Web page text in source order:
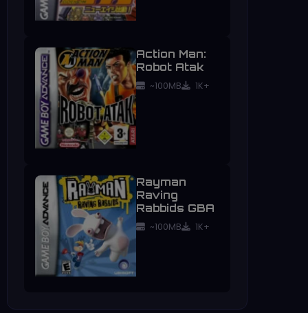
Action Man:
Robot Atak
~100MB 1K+
Rayman
Raving
Rabbids GBA
~100MB 1K+